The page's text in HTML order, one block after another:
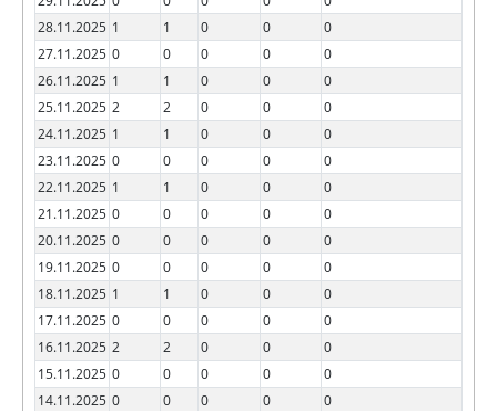
28.11.2025 1 1 0 0
0
27.11.2025 0 0 0 0
0
26.11.2025 1 1 0 0
0
25.11.2025 2 2 0 0
0
24.11.2025 1 1 0 0
0
23.11.2025 0 0 0 0
0
22.11.2025 1 1 0 0
0
21.11.2025 0 0 0 0
0
20.11.2025 0 0 0 0
0
19.11.2025 0 0 0 0
0
18.11.2025 1 1 0 0
0
17.11.2025 0 0 0 0
0
16.11.2025 2 2 0 0
0
15.11.2025 0 0 0 0
0
14.11.2025 0 0 0 0
0